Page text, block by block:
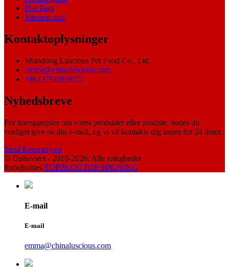
Hot Tags
Sitemap.xml
Kontaktoplysninger
Shandong Luscious Pet Food Co., Ltd.
emma@chinaluscious.com
+8613791869655
Nyhedsbreve
For forespørgsler om vores produkter eller prisliste, bedes du
venligst give os din e-mail, og vi vil kontakte dig inden for 24 timer.
Send forespørgsel
© Ophavsret - 2010-2026: Alle rettigheder
forbeholdes.TOPBLOGTOP SØGNING
E-mail
E-mail
emma@chinaluscious.com